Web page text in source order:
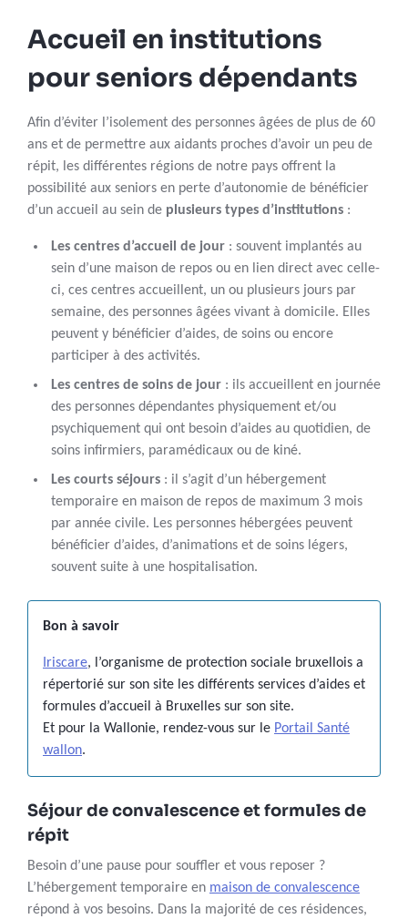
Accueil en institutions
pour seniors dépendants
Afin d’éviter l’isolement des personnes âgées de plus de 60
ans et de permettre aux aidants proches d’avoir un peu de
répit, les différentes régions de notre pays offrent la
possibilité aux seniors en perte d’autonomie de bénéficier
d’un accueil au sein de plusieurs types d’institutions :
Les centres d’accueil de jour : souvent implantés au
sein d’une maison de repos ou en lien direct avec celle-
ci, ces centres accueillent, un ou plusieurs jours par
semaine, des personnes âgées vivant à domicile. Elles
peuvent y bénéficier d’aides, de soins ou encore
participer à des activités.
Les centres de soins de jour : ils accueillent en journée
des personnes dépendantes physiquement et/ou
psychiquement qui ont besoin d’aides au quotidien, de
soins infirmiers, paramédicaux ou de kiné.
Les courts séjours : il s’agit d’un hébergement
temporaire en maison de repos de maximum 3 mois
par année civile. Les personnes hébergées peuvent
bénéficier d’aides, d’animations et de soins légers,
souvent suite à une hospitalisation.
Bon à savoir
Iriscare, l’organisme de protection sociale bruxellois a
répertorié sur son site les différents services d’aides et
formules d’accueil à Bruxelles sur son site.
Et pour la Wallonie, rendez-vous sur le Portail Santé
wallon.
Séjour de convalescence et formules de
répit
Besoin d’une pause pour souffler et vous reposer ?
L’hébergement temporaire en maison de convalescence
répond à vos besoins. Dans la majorité de ces résidences,